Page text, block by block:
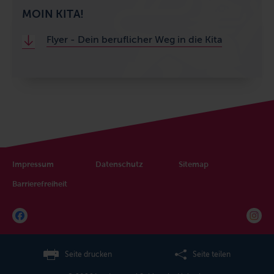
MOIN KITA!
Flyer - Dein beruflicher Weg in die Kita
Impressum Datenschutz Sitemap
Barrierefreiheit
Seite drucken Seite teilen